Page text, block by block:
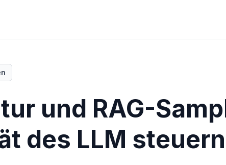
und RAG-
des LLM steuern